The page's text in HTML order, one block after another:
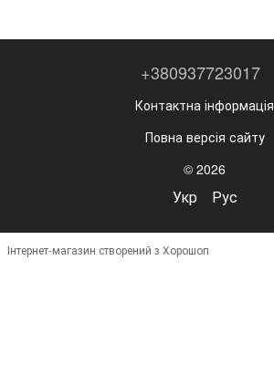
+380937723017
Контактна інформація
Повна версія сайту
© 2026
Укр Рус
Інтернет-магазин створений з Хорошоп